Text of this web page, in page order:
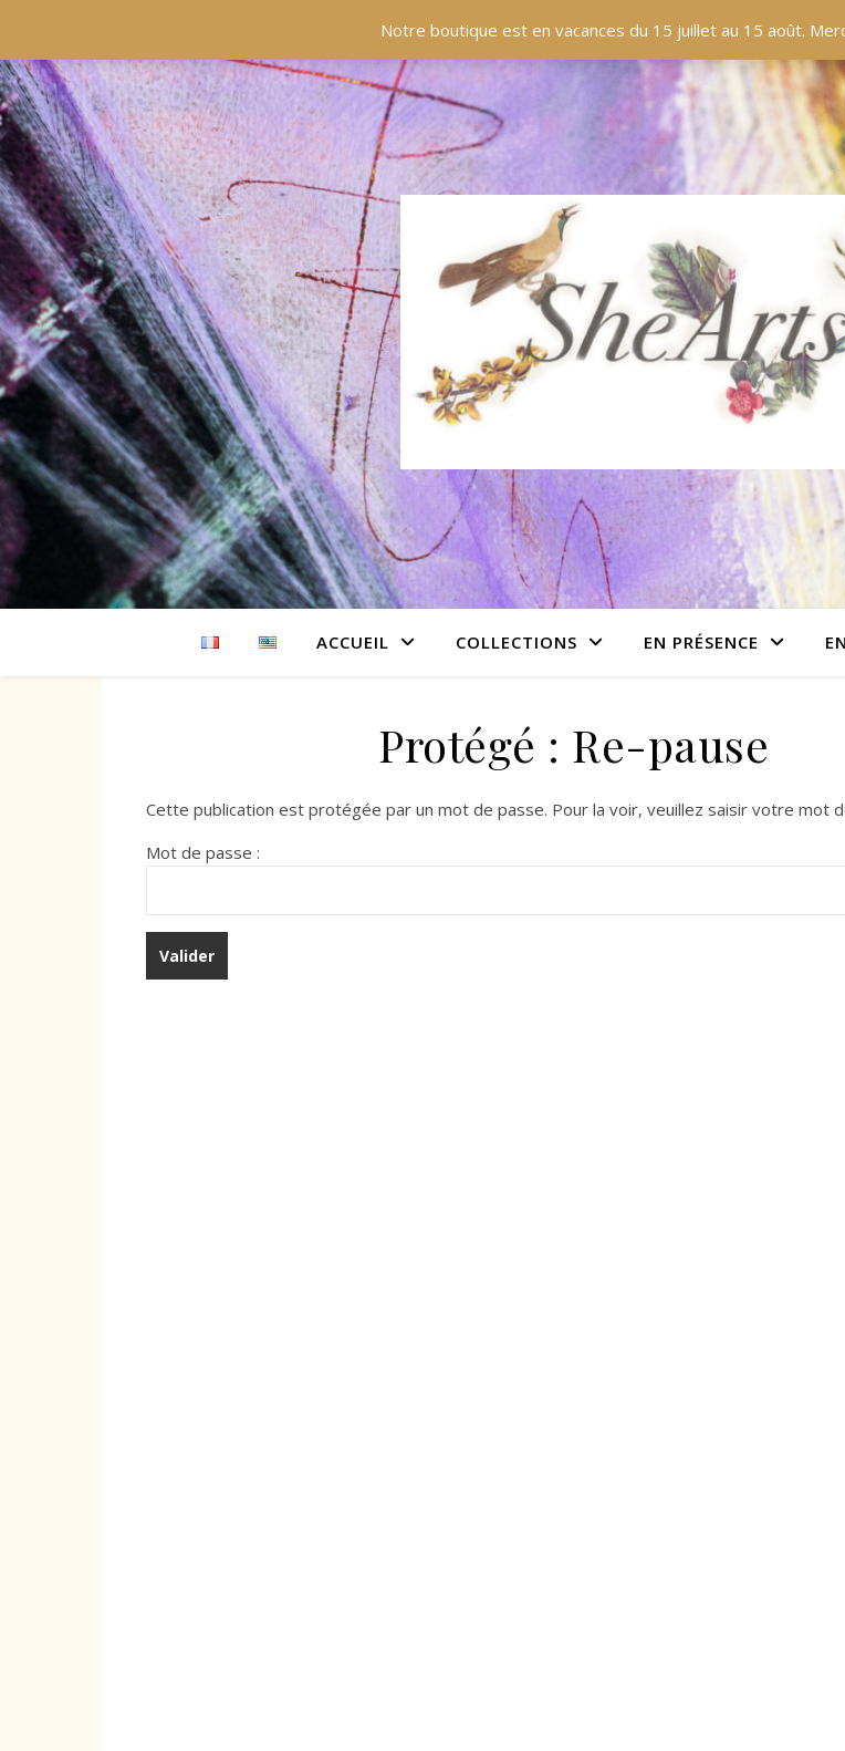
Notre boutique est en vacances du 15 juillet au 15 août.
COLLECTIONS EN PRÉSENCE EN LIGNE BOUTIQUE BLOG PANIER
ACCUEIL COLLECTIONS EN PRÉSENCE
Protégé : Re-pause
Cette publication est protégée par un mot de passe. Pour la voir, veuillez saisir votre mot
Mot de passe :